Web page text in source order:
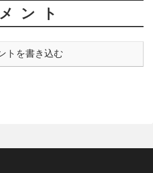
ント
トを書き込む